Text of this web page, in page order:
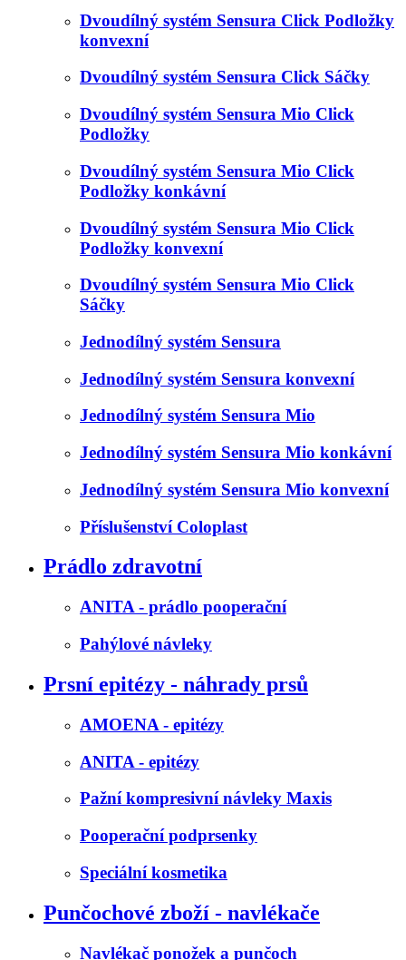
Dvoudílný systém Sensura Click Podložky
konvexní
Dvoudílný systém Sensura Click Sáčky
Dvoudílný systém Sensura Mio Click
Podložky
Dvoudílný systém Sensura Mio Click
Podložky konkávní
Dvoudílný systém Sensura Mio Click
Podložky konvexní
Dvoudílný systém Sensura Mio Click
Sáčky
Jednodílný systém Sensura
Jednodílný systém Sensura konvexní
Jednodílný systém Sensura Mio
Jednodílný systém Sensura Mio konkávní
Jednodílný systém Sensura Mio konvexní
Příslušenství Coloplast
Prádlo zdravotní
ANITA - prádlo pooperační
Pahýlové návleky
Prsní epitézy - náhrady prsů
AMOENA - epitézy
ANITA - epitézy
Pažní kompresivní návleky Maxis
Pooperační podprsenky
Speciální kosmetika
Punčochové zboží - navlékače
Navlékač ponožek a punčoch